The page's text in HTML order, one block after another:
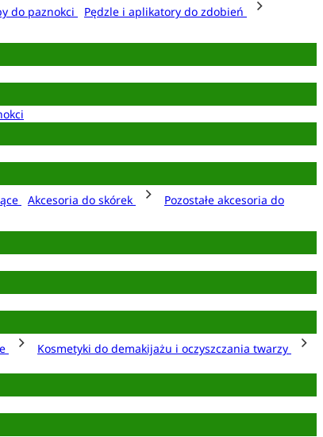
do paznokci
Pędzle i aplikatory do zdobień
Akcesoria do skórek
Pozostałe akcesoria do
Kosmetyki do demakijażu i oczyszczania twarzy